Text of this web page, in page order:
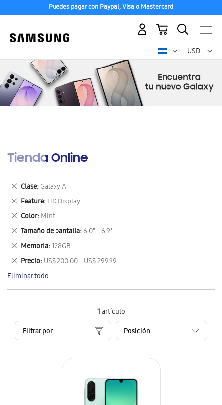
Puedes pagar con Paypal, Visa o Mastercard
USD -
dólar
Mi carrito
Tienda Online
1artículo
Filtrar por
Clase Galaxy A
Eliminar
este
artículo
Feature HD Display
Eliminar
este
artículo
Color Mint
Eliminar
este
artículo
Tamaño de pantalla 6.0" - 6.9"
Eliminar
este
artículo
Memoria 128GB
Eliminar
este
artículo
Precio US$ 200.00 - US$ 299.99
Eliminar
este
artículo
Eliminar todo